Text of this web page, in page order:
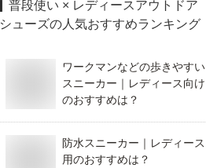
普段使い × レディースアウトドア
シューズの人気おすすめランキング
ワークマンなどの歩きやすい
スニーカー｜レディース向け
のおすすめは？
防水スニーカー｜レディース
用のおすすめは？